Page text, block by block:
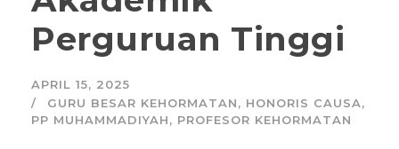
Perguruan Tinggi
APRIL 15, 2025
GURU BESAR KEHORMATAN, HONORIS CAUSA,
PP MUHAMMADIYAH, PROFESOR KEHORMATAN